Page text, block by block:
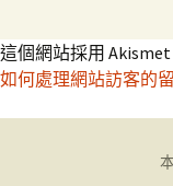
這個網站採用
如何處理網站訪客的